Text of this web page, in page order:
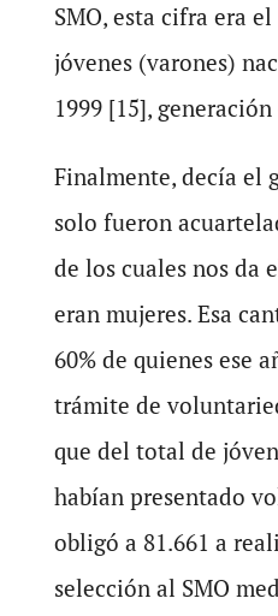
SMO, esta cifra era
jóvenes (varones)
1999 [15],
Finalmente, decía el
solo fueron
de los cuales nos da
eran mujeres. Esa
60% de quienes ese
trámite de
que del total de
habían presentado
obligó a 81.661 a
selección al SMO